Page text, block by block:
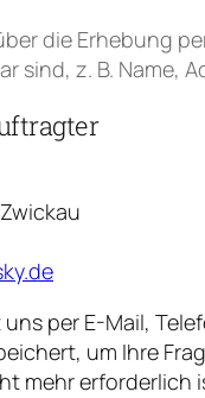
die Erhebung
sind, z. B. Name,
per E-Mail,
um Ihre
mehr